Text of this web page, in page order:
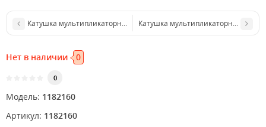
Катушка мультипликаторная SPRO SB Reel 2-Speed SB06 SL/BL 7+IBB
Катушка мультипликаторная
Нет в наличии 0
0
Модель: 1182160
Артикул: 1182160